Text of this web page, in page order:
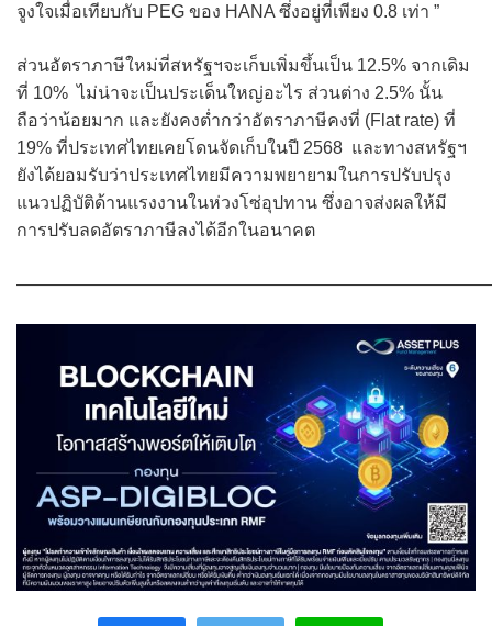
จูงใจเมื่อเทียบกับ PEG ของ HANA ซึ่งอยู่ที่เพียง 0.8 เท่า ”
ส่วนอัตราภาษีใหม่ที่สหรัฐฯจะเก็บเพิ่มขึ้นเป็น 12.5% จากเดิม
ที่ 10% ไม่น่าจะเป็นประเด็นใหญ่อะไร ส่วนต่าง 2.5% นั้น
ถือว่าน้อยมาก และยังคงต่ำกว่าอัตราภาษีคงที่ (Flat rate) ที่
19% ที่ประเทศไทยเคยโดนจัดเก็บในปี 2568 และทางสหรัฐฯ
ยังได้ยอมรับว่าประเทศไทยมีความพยายามในการปรับปรุง
แนวปฏิบัติด้านแรงงานในห่วงโซ่อุปทาน ซึ่งอาจส่งผลให้มี
การปรับลดอัตราภาษีลงได้อีกในอนาคต